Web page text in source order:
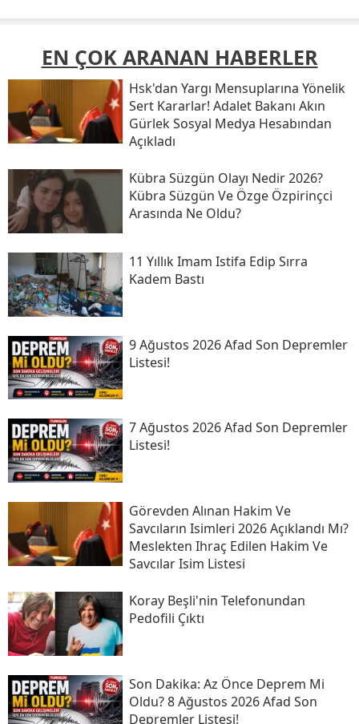
EN ÇOK ARANAN HABERLER
Hsk'dan Yargı Mensuplarına Yönelik
Sert Kararlar! Adalet Bakanı Akın
Gürlek Sosyal Medya Hesabından
Açıkladı
Kübra Süzgün Olayı Nedir 2026?
Kübra Süzgün Ve Özge Özpirinçci
Arasında Ne Oldu?
11 Yıllık Imam Istifa Edip Sırra
Kadem Bastı
9 Ağustos 2026 Afad Son Depremler
Listesi!
7 Ağustos 2026 Afad Son Depremler
Listesi!
Görevden Alınan Hakim Ve
Savcıların Isimleri 2026 Açıklandı Mı?
Meslekten Ihraç Edilen Hakim Ve
Savcılar Isim Listesi
Koray Beşli'nin Telefonundan
Pedofili Çıktı
Son Daki̇ka: Az Önce Deprem Mi
Oldu? 8 Ağustos 2026 Afad Son
Depremler Listesi!